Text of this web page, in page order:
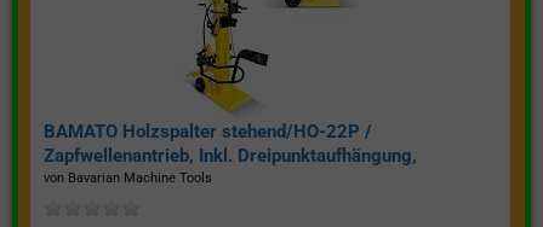
BAMATO Holzspalter stehend/HO-22P /
Zapfwellenantrieb, Inkl. Dreipunktaufhängung,
Spaltkraft 22 Tonnen*
von Bavarian Machine Tools